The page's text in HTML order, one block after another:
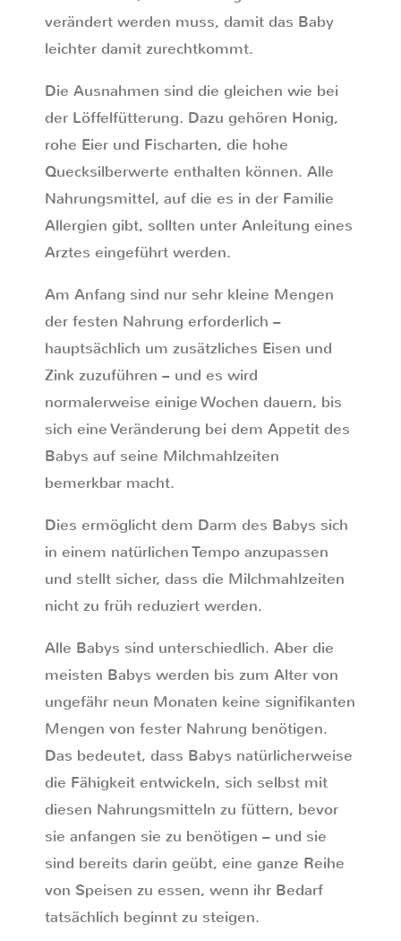
verändert werden muss, damit das Baby
leichter damit zurechtkommt.
Die Ausnahmen sind die gleichen wie bei
der Löffelfütterung. Dazu gehören Honig,
rohe Eier und Fischarten, die hohe
Quecksilberwerte enthalten können. Alle
Nahrungsmittel, auf die es in der Familie
Allergien gibt, sollten unter Anleitung eines
Arztes eingeführt werden.
Am Anfang sind nur sehr kleine Mengen
der festen Nahrung erforderlich –
hauptsächlich um zusätzliches Eisen und
Zink zuzuführen – und es wird
normalerweise einige Wochen dauern, bis
sich eine Veränderung bei dem Appetit des
Babys auf seine Milchmahlzeiten
bemerkbar macht.
Dies ermöglicht dem Darm des Babys sich
in einem natürlichen Tempo anzupassen
und stellt sicher, dass die Milchmahlzeiten
nicht zu früh reduziert werden.
Alle Babys sind unterschiedlich. Aber die
meisten Babys werden bis zum Alter von
ungefähr neun Monaten keine signifikanten
Mengen von fester Nahrung benötigen.
Das bedeutet, dass Babys natürlicherweise
die Fähigkeit entwickeln, sich selbst mit
diesen Nahrungsmitteln zu füttern, bevor
sie anfangen sie zu benötigen – und sie
sind bereits darin geübt, eine ganze Reihe
von Speisen zu essen, wenn ihr Bedarf
tatsächlich beginnt zu steigen.